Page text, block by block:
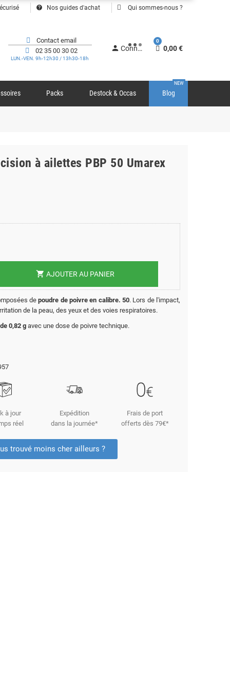
help Nos guides d'achat Qui sommes-nous ?
Contact email
02 35 00 30 02
LUN.-VEN. 9h-12h30 / 13h30-18h
person Connexion
0
0,00 €
Packs Destock & Occas Blog
NEW
à ailettes PBP 50 Umarex
shopping_cart AJOUTER AU PANIER
depoudre de poivre en calibre. 50. Lors de l'impact,
de la peau, des yeux et des voies respiratoires.
0,82 g avec une dose de poivre technique.
à jour
réel
Expédition
dans la journée*
Frais de port
offerts dès 79€*
trouvé moins cher ailleurs ?